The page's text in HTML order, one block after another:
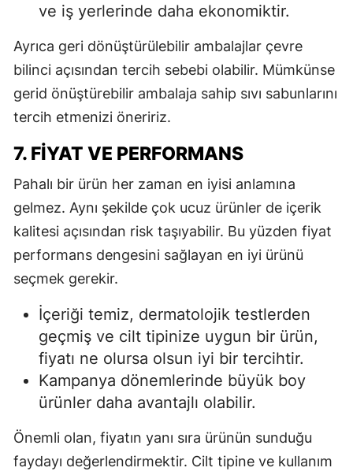
ve iş yerlerinde daha ekonomiktir.
Ayrıca geri dönüştürülebilir ambalajlar çevre
bilinci açısından tercih sebebi olabilir. Mümkünse
gerid önüştürebilir ambalaja sahip sıvı sabunlarını
tercih etmenizi öneririz.
7. FIYAT VE PERFORMANS
Pahalı bir ürün her zaman en iyisi anlamına
gelmez. Aynı şekilde çok ucuz ürünler de içerik
kalitesi açısından risk taşıyabilir. Bu yüzden fiyat
performans dengesini sağlayan en iyi ürünü
seçmek gerekir.
İçeriği temiz, dermatolojik testlerden
geçmiş ve cilt tipinize uygun bir ürün,
fiyatı ne olursa olsun iyi bir tercihtir.
Kampanya dönemlerinde büyük boy
ürünler daha avantajlı olabilir.
Önemli olan, fiyatın yanı sıra ürünün sunduğu
faydayı değerlendirmektir. Cilt tipine ve kullanım